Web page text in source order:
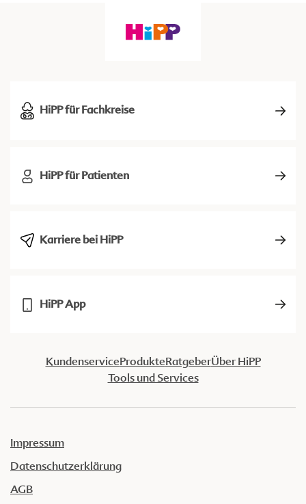
HiPP für Fachkreise
HiPP für Patienten
Karriere bei HiPP
HiPP App
KundenserviceProdukteRatgeberÜber HiPP
Tools und Services
Impressum
Datenschutzerklärung
AGB